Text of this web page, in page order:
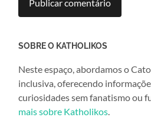
SOBRE O KATHOLIKOS
Neste espaço, abordamos o
inclusiva, oferecendo
curiosidades sem fanatismo ou
mais sobre Katholikos.